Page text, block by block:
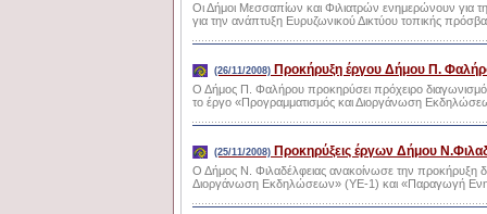
Οι Δήμοι Μεσσαπίων και Φιλιατρών ενημερώνουν για
για την ανάπτυξη Ευρυζωνικού Δικτύου τοπικής
(26/11/2008) Προκήρυξη έργου Δήμου Π.
Ο Δήμος Π. Φαλήρου προκηρύσει πρόχειρο
το έργο «Προγραμματισμός και Διοργάνωση
(25/11/2008) Προκηρύξεις έργων Δήμου
Ο Δήμος Ν. Φιλαδέλφειας ανακοίνωσε την προκήρυξη
Διοργάνωση Εκδηλώσεων» (ΥΕ-1) και «Παραγωγή